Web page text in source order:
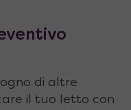
maggiorato
di altre
il tuo letto con